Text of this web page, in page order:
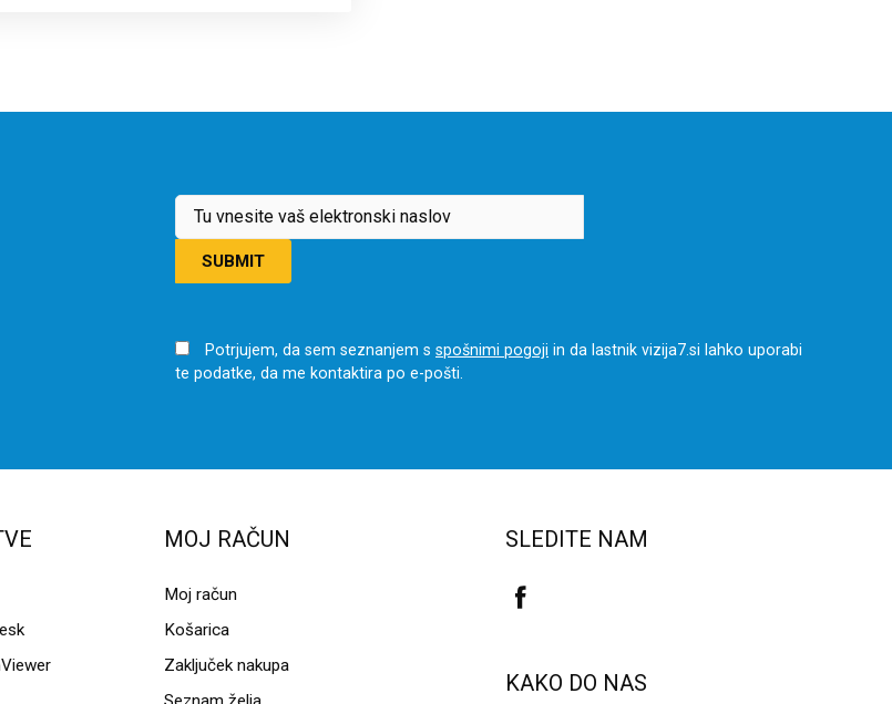
Potrjujem, da sem seznanjem s spošnimi pogoji in da lastnik vizija7.si lahko uporabi
te podatke, da me kontaktira po e-pošti.
MOJ RAČUN
Moj račun
Košarica
Zaključek nakupa
SLEDITE NAM
Obiščite
našo
KAKO DO NAS